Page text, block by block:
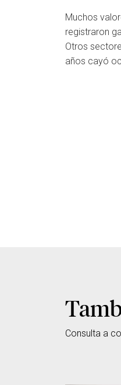
Muchos
registraron
Otros
años cayó
Consulta a